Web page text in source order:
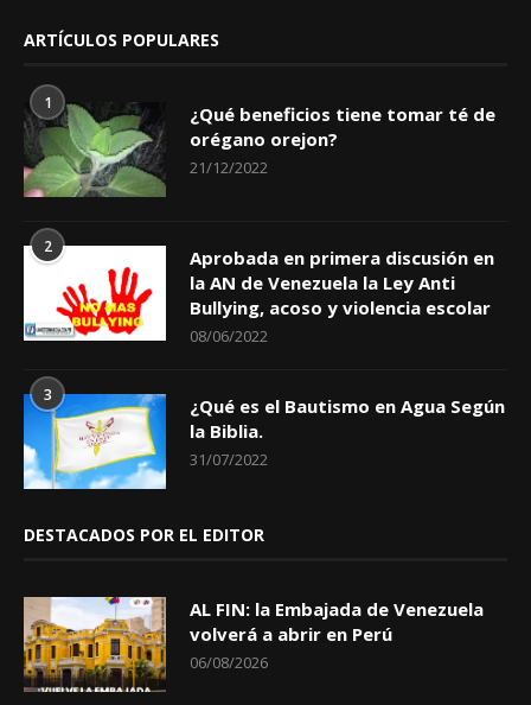
ARTÍCULOS POPULARES
1
¿Qué beneficios tiene tomar té de
orégano orejon?
21/12/2022
2
Aprobada en primera discusión en
la AN de Venezuela la Ley Anti
Bullying, acoso y violencia escolar
08/06/2022
3
¿Qué es el Bautismo en Agua Según
la Biblia.
31/07/2022
DESTACADOS POR EL EDITOR
AL FIN: la Embajada de Venezuela
volverá a abrir en Perú
06/08/2026